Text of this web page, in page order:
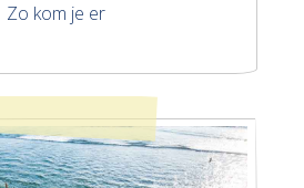
Zo kom je er